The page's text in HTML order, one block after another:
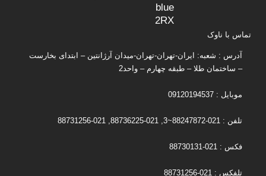
تماس با ناوک
آدرس : شعبه: ایران-تهران-تهران-میدان آرژانتین – ابتدای بخارست
– ساختمان طلا – طبقه چهارم – واحد2
موبایل : 09120194537
تلفن : 021-88247872~3, 021-88736225, 021-88731256
فکس : 021-88730131
تلفکس : 021-88731256